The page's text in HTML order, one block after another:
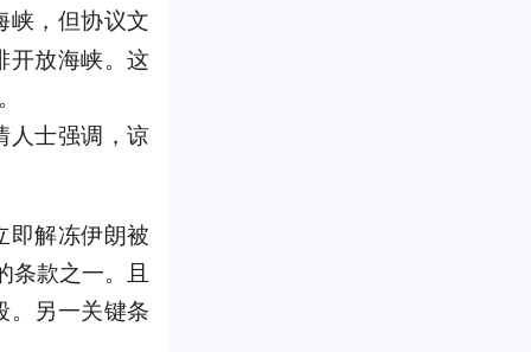
峡，但协议文
开放海峡。这
人士强调，谅
即解冻伊朗被
条款之一。且
。另一关键条